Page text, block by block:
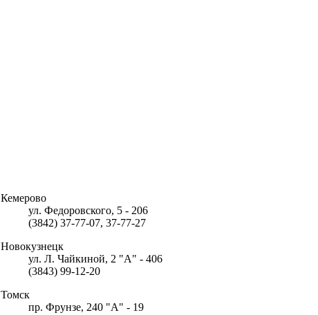
Кемерово
ул. Федоровского, 5 - 206
(3842) 37-77-07, 37-77-27
Новокузнецк
ул. Л. Чайкиной, 2 "A" - 406
(3843) 99-12-20
Томск
пр. Фрунзе, 240 "A" - 19